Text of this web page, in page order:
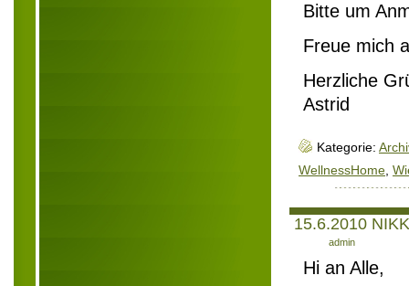
Bitte um
Freue mich
Herzliche
Astrid
Kategorie:
WellnessHome,
15.6.2010
admin
Hi an Alle,